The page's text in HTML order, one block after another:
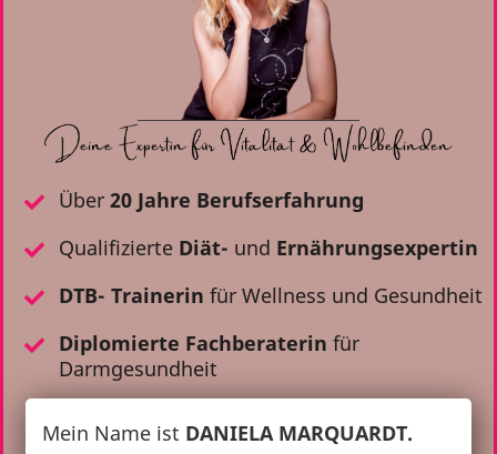
Über 20 Jahre Berufserfahrung
Qualifizierte Diät- und Ernährungsexpertin
DTB- Trainerin für Wellness und Gesundheit
Diplomierte Fachberaterin für
Darmgesundheit
Mein Name ist DANIELA MARQUARDT.